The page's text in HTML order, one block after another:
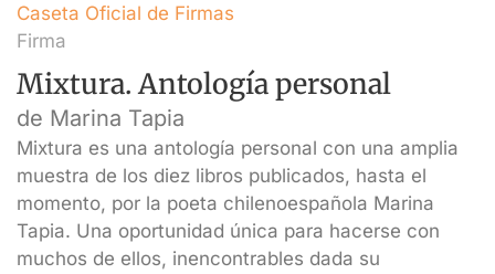
Caseta Oficial de Firmas
Firma
Mixtura. Antología personal
de Marina Tapia
Mixtura es una antología personal con una amplia
muestra de los diez libros publicados, hasta el
momento, por la poeta chilenoespañola Marina
Tapia. Una oportunidad única para hacerse con
muchos de ellos, inencontrables dada su